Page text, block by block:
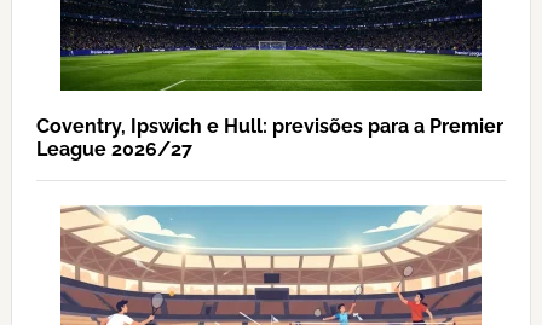
Coventry, Ipswich e Hull: previsões para a Premier
League 2026/27